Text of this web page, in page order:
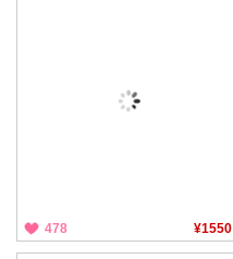
478 ¥1550